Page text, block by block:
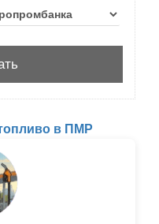
в ПМР